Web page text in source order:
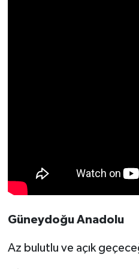
Güneydoğu Anadolu
Az bulutlu ve açık